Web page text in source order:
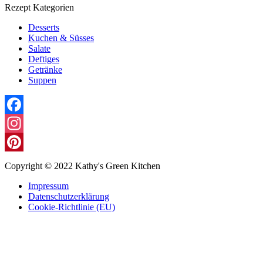
Rezept Kategorien
Desserts
Kuchen & Süsses
Salate
Deftiges
Getränke
Suppen
Facebook
Instagram
Pinterest
Copyright © 2022 Kathy's Green Kitchen
Impressum
Datenschutzerklärung
Cookie-Richtlinie (EU)